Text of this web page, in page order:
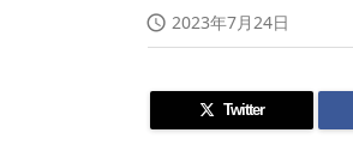
 2023年7月24日
Twitter